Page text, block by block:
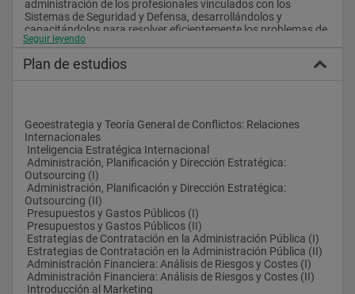
administración de los profesionales vinculados con los
Sistemas de Seguridad y Defensa, desarrollándolos y
capacitándolos para resolver eficientemente los problemas de
su organización.
de administración de los Sistemas de Seguridad y Defensa en
sectores industriales de Seguridad y Defensa nacionales e
internacionales sirviendo a los fines expuestos con
anterioridad.
Seguir leyendo
Plan de estudios
Geoestrategia y Teoría General de Conflictos: Relaciones
Internacionales
Inteligencia Estratégica Internacional
Outsourcing (I)
Outsourcing (II)
Presupuestos y Gastos Públicos (I)
Presupuestos y Gastos Públicos (II)
Estrategias de Contratación en la Administración Pública (I)
Estrategias de Contratación en la Administración Pública (II)
Administración Financiera: Análisis de Riesgos y Costes (I)
Administración Financiera: Análisis de Riesgos y Costes (II)
Introducción al Marketing